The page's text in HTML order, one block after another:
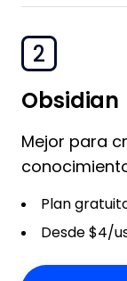
2
Obsidian
Mejor para
Plan
Desde $4/